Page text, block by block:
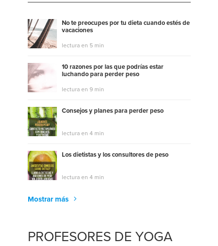
No te preocupes por tu dieta cuando estés de
vacaciones
lectura en 5 min
10 razones por las que podrías estar
luchando para perder peso
lectura en 9 min
Consejos y planes para perder peso
lectura en 4 min
Los dietistas y los consultores de peso
lectura en 4 min
Mostrar más
PROFESORES DE YOGA